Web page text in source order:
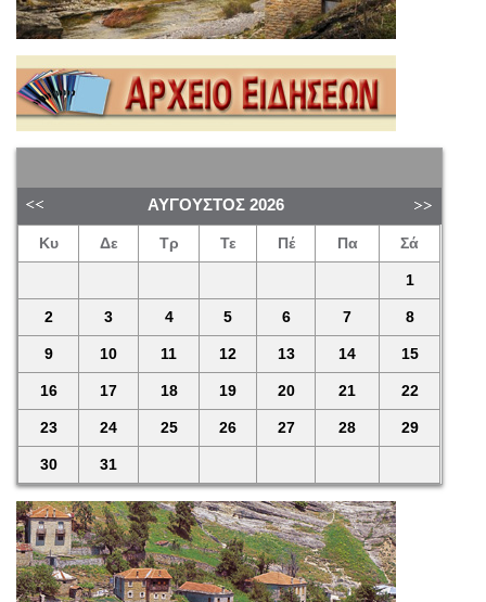
ΑΎΓΟΥΣΤΟΣ 2026
Κυ Δε Τρ Τε Πέ Πα Σά
1
2 3 4 5 6 7 8
9 10 11 12 13 14 15
16 17 18 19 20 21 22
23 24 25 26 27 28 29
30 31